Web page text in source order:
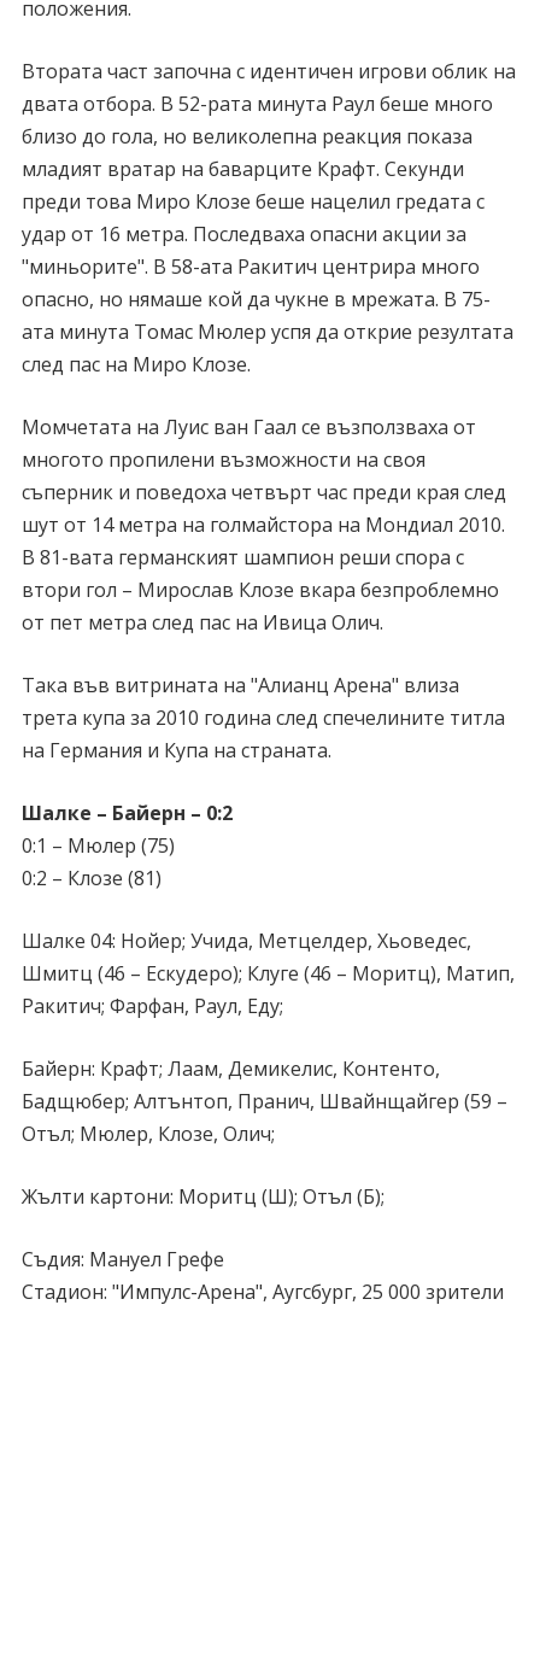
положения.
Втората част започна с идентичен игрови облик на
двата отбора. В 52-рата минута Раул беше много
близо до гола, но великолепна реакция показа
младият вратар на баварците Крафт. Секунди
преди това Миро Клозе беше нацелил гредата с
удар от 16 метра. Последваха опасни акции за
"миньорите". В 58-ата Ракитич центрира много
опасно, но нямаше кой да чукне в мрежата. В 75-
ата минута Томас Мюлер успя да открие резултата
след пас на Миро Клозе.
Момчетата на Луис ван Гаал се възползваха от
многото пропилени възможности на своя
съперник и поведоха четвърт час преди края след
шут от 14 метра на голмайстора на Мондиал 2010.
В 81-вата германският шампион реши спора с
втори гол – Мирослав Клозе вкара безпроблемно
от пет метра след пас на Ивица Олич.
Така във витрината на "Алианц Арена" влиза
трета купа за 2010 година след спечелините титла
на Германия и Купа на страната.
Шалке – Байерн – 0:2
0:1 – Мюлер (75)
0:2 – Клозе (81)
Шалке 04: Нойер; Учида, Метцелдер, Хьоведес,
Шмитц (46 – Ескудеро); Клуге (46 – Моритц), Матип,
Ракитич; Фарфан, Раул, Еду;
Байерн: Крафт; Лаам, Демикелис, Контенто,
Бадщюбер; Алтънтоп, Пранич, Швайнщайгер (59 –
Отъл; Мюлер, Клозе, Олич;
Жълти картони: Моритц (Ш); Отъл (Б);
Съдия: Мануел Грефе
Стадион: "Импулс-Арена", Аугсбург, 25 000 зрители